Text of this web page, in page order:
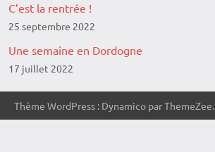
C’est la rentrée !
25 septembre 2022
Une semaine en Dordogne
17 juillet 2022
Thème WordPress : Dynamico par ThemeZee.